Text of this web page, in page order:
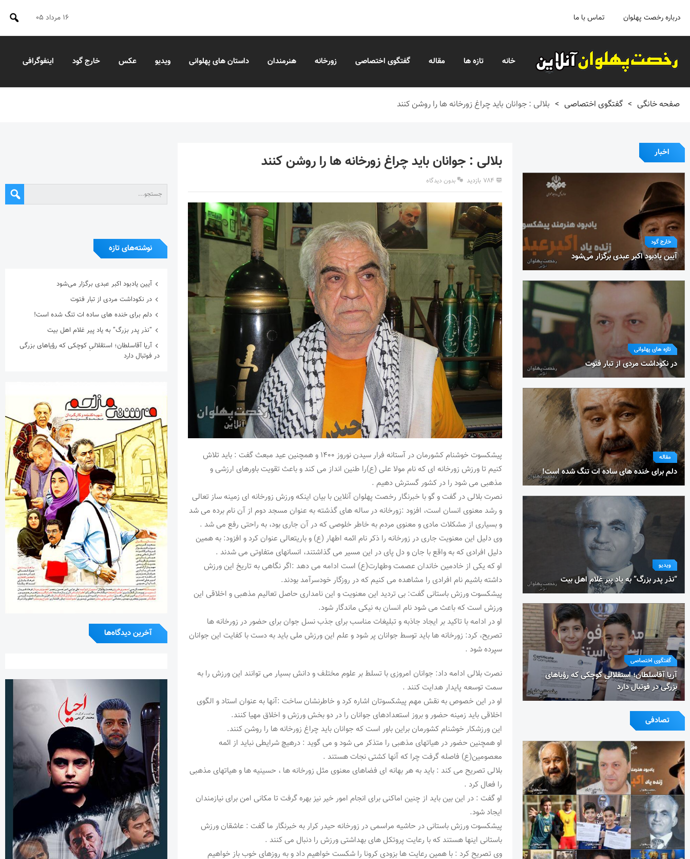
درباره رخصت پهلوان تماس با ما ۱۶ مرداد ۰۵
خانه تازه ها مقاله گفتگوی اختصاصی زورخانه هنرمندان داستان های پهلوانی ویدیو عکس خارج گود اینفوگرافی
صفحه خانگی > گفتگوی اختصاصی > بلالی : جوانان باید چراغ زورخانه ها را روشن کنند
اخبار
خارج گود
آیین یادبود اکبر عبدی برگزار می‌شود
تازه های پهلوانی
در نکوداشت مردی از تبار فتوت
مقاله
دلم برای خنده های ساده ات تنگ شده است!
ویدیو
“نذر پدر بزرگ” به یاد پیر غلام اهل بیت
گفتگوی اختصاصی
آریا آقاسلطان؛ استقلالیِ کوچکی که رؤیاهای
بزرگی در فوتبال دارد
تصادفی
بلالی : جوانان باید چراغ زورخانه ها را روشن کنند
۷۸۴ بازدید بدون دیدگاه
پیشکسوت خوشنام کشورمان در آستانه فرار سیدن نوروز ۱۴۰۰ و همچنین عید مبعث گفت : باید تلاش
کنیم تا ورزش زورخانه ای که نام مولا علی (ع)را طنین انداز می کند و باعث تقویت باورهای ارزشی و
مذهبی می شود را در کشور گسترش دهیم .
نصرت بلالی در گفت و گو با خبرنگار رخصت پهلوان آنلاین با بیان اینکه ورزش زورخانه ای زمینه ساز تعالی
و رشد معنوی انسان است، افزود :زورخانه در ساله های گذشته به عنوان مسجد دوم از آن نام برده می شد
و بسیاری از مشکلات مادی و معنوی مردم به خاطر خلوصی که در آن جاری بود، به راحتی رفع می شد .
وی دلیل این معنویت جاری در زورخانه را ذکر نام ائمه اطهار (ع) و باریتعالی عنوان کرد و افزود: به همین
دلیل افرادی که به واقع با جان و دل پای در این مسیر می گذاشتند، انسانهای متفاوتی می شدند .
او که یکی از خادمین خاندان عصمت وطهارت(ع) است ادامه می دهد :اگر نگاهی به تاریخ این ورزش
داشته باشیم نام افرادی را مشاهده می کنیم که در روزگار خودسرآمد بودند.
پیشکسوت ورزش باستانی گفت: بی تردید این معنویت و این نامداری حاصل تعالیم مذهبی و اخلاقی این
ورزش است که باعث می شود نام انسان به نیکی ماندگار شود.
او در ادامه با تاکید بر ایجاد جاذبه و تبلیغات مناسب برای جذب نسل جوان برای حضور در زورخانه ها
تصریح، کرد: زورخانه ها باید توسط جوانان پر شود و علم این ورزش ملی باید به دست با کفایت این جوانان
سپرده شود .
نصرت بلالی ادامه داد: جوانان امروزی با تسلط بر علوم مختلف و دانش بسیار می توانند این ورزش را به
سمت توسعه پایدار هدایت کنند .
او در این خصوص به نقش مهم پیشکسوتان اشاره کرد و خاطرنشان ساخت :آنها به عنوان استاد و الگوی
اخلاقی باید زمینه حضور و بروز استعدادهای جوانان را در دو بخش ورزش و اخلاق مهیا کنند.
این ورزشکار خوشنام کشورمان براین باور است که جوانان باید چراغ زورخانه ها را روشن کنند.
او همچنین حضور در هیاتهای مذهبی را متذکر می شود و می گوید : درهیچ شرایطی نباید از ائمه
معصومین(ع) فاصله گرفت چرا که آنها کشتی نجات هستند .
بلالی تصریح می کند : باید به هر بهانه ای فضاهای معنوی مثل زورخانه ها ، حسینیه ها و هیاتهای مذهبی
را فعال کرد .
او گفت : در این بین باید از چنین اماکنی برای انجام امور خیر نیز بهره گرفت تا مکانی امن برای نیازمندان
ایجاد شود.
پیشکسوت ورزش باستانی در حاشیه مراسمی در زورخانه حیدر کرار به خبرنگار ما گفت : عاشقان ورزش
باستانی اینها هستند که با رعایت پروتکل های بهداشتی ورزش را دنبال می کنند .
وی تصریح کرد : با همین رعایت ها بزودی کرونا را شکست خواهیم داد و به روزهای خوب باز خواهیم
نوشته‌های تازه
آیین یادبود اکبر عبدی برگزار می‌شود
در نکوداشت مردی از تبار فتوت
دلم برای خنده های ساده ات تنگ شده است!
“نذر پدر بزرگ” به یاد پیر غلام اهل بیت
آریا آقاسلطان؛ استقلالیِ کوچکی که رؤیاهای بزرگی
در فوتبال دارد
آخرین دیدگاه‌ها